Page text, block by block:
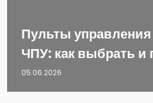
Пульты
ЧПУ: как выбрать и
05.06.2026